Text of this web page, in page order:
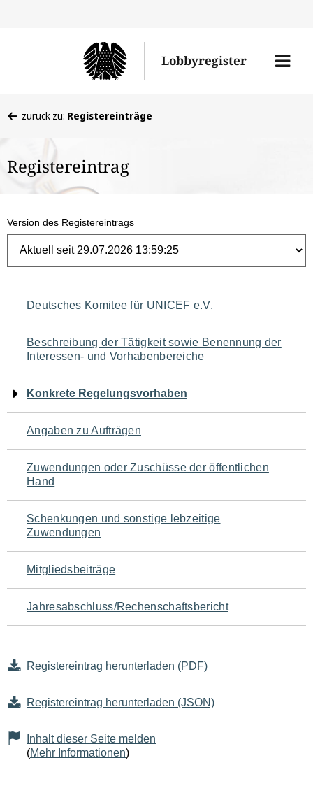
Lobbyregister
Menü
befinden
hier:
zurück zu: Registereinträge
Registereintrag
Version des Registereintrags
Navigation
für
den
Seiteninhalt
Deutsches Komitee für UNICEF e.V.
Beschreibung der Tätigkeit sowie Benennung der
Interessen- und Vorhabenbereiche
Konkrete Regelungsvorhaben
Angaben zu Aufträgen
Zuwendungen oder Zuschüsse der öffentlichen
Hand
Schenkungen und sonstige lebzeitige
Zuwendungen
Mitgliedsbeiträge
Jahresabschluss/Rechenschaftsbericht
Registereintrag herunterladen (PDF)
Registereintrag herunterladen (JSON)
Inhalt dieser Seite melden
(Mehr Informationen)